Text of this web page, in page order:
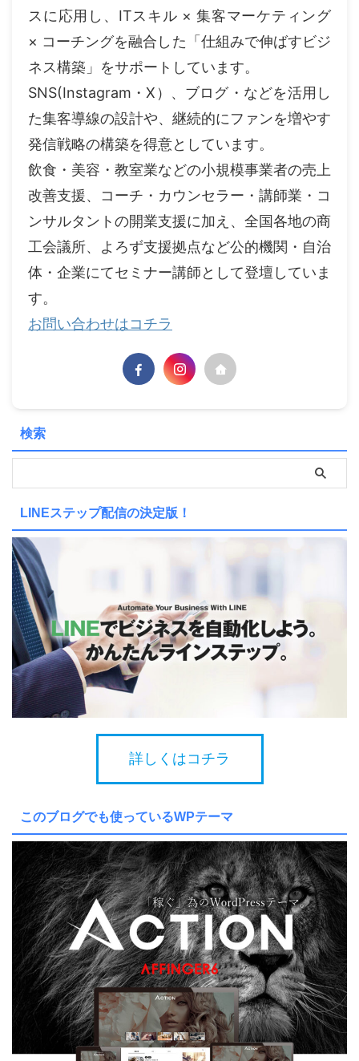
スに応用し、ITスキル × 集客マーケティング
× コーチングを融合した「仕組みで伸ばすビジ
ネス構築」をサポートしています。
SNS(Instagram・X）、ブログ・などを活用し
た集客導線の設計や、継続的にファンを増やす
発信戦略の構築を得意としています。
飲食・美容・教室業などの小規模事業者の売上
改善支援、コーチ・カウンセラー・講師業・コ
ンサルタントの開業支援に加え、全国各地の商
工会議所、よろず支援拠点など公的機関・自治
体・企業にてセミナー講師として登壇していま
す。
お問い合わせはコチラ
検索
LINEステップ配信の決定版！
詳しくはコチラ
このブログでも使っているWPテーマ